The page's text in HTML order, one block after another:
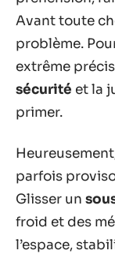
Avant toute
problème.
extrême
sécurité et la
primer.
parfois
Glisser un
froid et des
l’espace,